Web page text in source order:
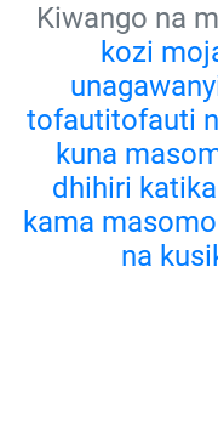
Kiwango na
kozi
tofautitofauti
kuna
dhihiri
kama
na